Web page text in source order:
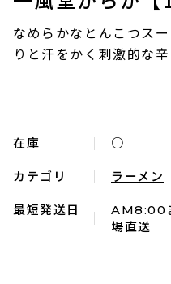
なめらかなとんこつス
りと汗をかく刺激的な辛
在庫 ○
カテゴリ ラーメン
最短発送日
AM8:00
場直送